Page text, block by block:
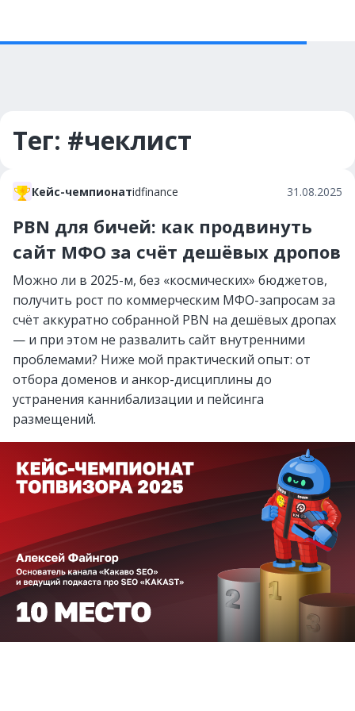
Тег: #чеклист
Кейс-чемпионатidfinance 31.08.2025
PBN для бичей: как продвинуть
сайт МФО за счёт дешёвых дропов
Можно ли в 2025-м, без «космических» бюджетов,
получить рост по коммерческим МФО-запросам за
счёт аккуратно собранной PBN на дешёвых дропах
— и при этом не развалить сайт внутренними
проблемами? Ниже мой практический опыт: от
отбора доменов и анкор-дисциплины до
устранения каннибализации и пейсинга
размещений.